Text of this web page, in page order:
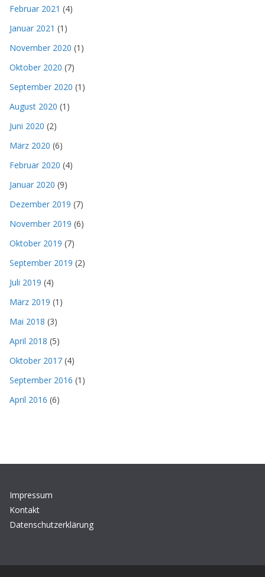
Februar 2021 (4)
Januar 2021 (1)
November 2020 (1)
Oktober 2020 (7)
September 2020 (1)
August 2020 (1)
Juni 2020 (2)
März 2020 (6)
Februar 2020 (4)
Januar 2020 (9)
Dezember 2019 (7)
November 2019 (6)
Oktober 2019 (7)
September 2019 (2)
Juli 2019 (4)
März 2019 (1)
Mai 2018 (3)
April 2018 (5)
Oktober 2017 (4)
September 2016 (1)
April 2016 (6)
Impressum
Kontakt
Datenschutzerklärung